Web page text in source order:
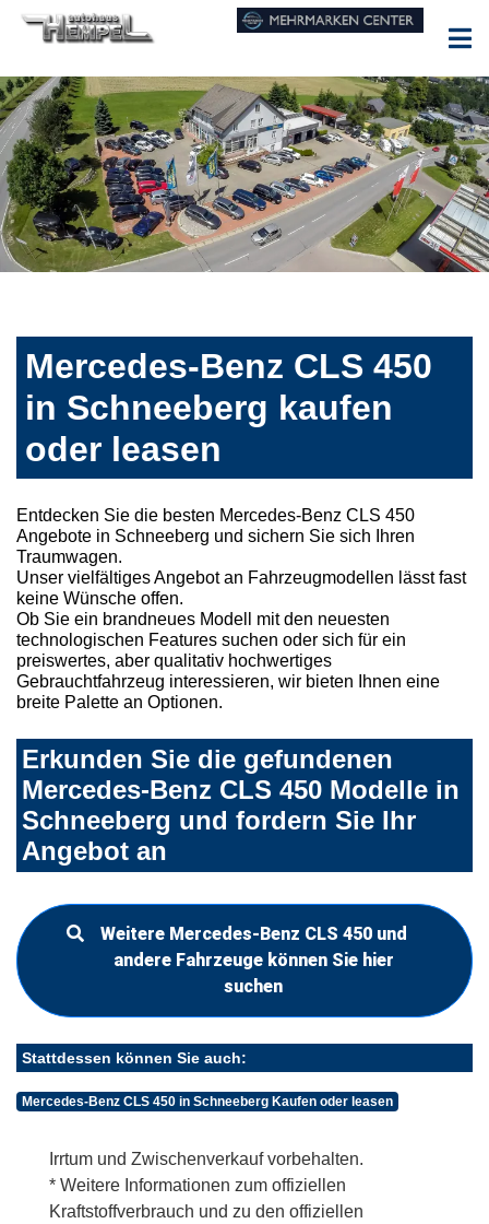
Mercedes-Benz CLS 450
in Schneeberg kaufen
oder leasen
Entdecken Sie die besten Mercedes-Benz CLS 450
Angebote in Schneeberg und sichern Sie sich Ihren
Traumwagen.
Unser vielfältiges Angebot an Fahrzeugmodellen lässt fast
keine Wünsche offen.
Ob Sie ein brandneues Modell mit den neuesten
technologischen Features suchen oder sich für ein
preiswertes, aber qualitativ hochwertiges
Gebrauchtfahrzeug interessieren, wir bieten Ihnen eine
breite Palette an Optionen.
Erkunden Sie die gefundenen
Mercedes-Benz CLS 450 Modelle in
Schneeberg und fordern Sie Ihr
Angebot an
Weitere Mercedes-Benz CLS 450 und
andere Fahrzeuge können Sie hier
suchen
Stattdessen können Sie auch:
Mercedes-Benz CLS 450 in Schneeberg Kaufen oder leasen
Irrtum und Zwischenverkauf vorbehalten.
* Weitere Informationen zum offiziellen
Kraftstoffverbrauch und zu den offiziellen